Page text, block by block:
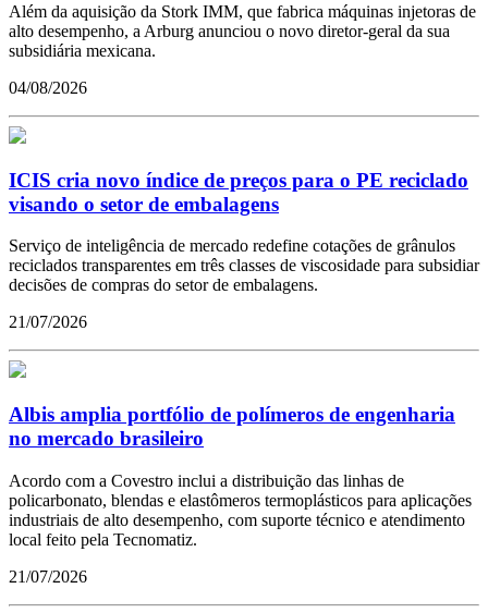
Além da aquisição da Stork IMM, que fabrica máquinas injetoras de
alto desempenho, a Arburg anunciou o novo diretor-geral da sua
subsidiária mexicana.
04/08/2026
ICIS cria novo índice de preços para o PE reciclado
visando o setor de embalagens
Serviço de inteligência de mercado redefine cotações de grânulos
reciclados transparentes em três classes de viscosidade para subsidiar
decisões de compras do setor de embalagens.
21/07/2026
Albis amplia portfólio de polímeros de engenharia
no mercado brasileiro
Acordo com a Covestro inclui a distribuição das linhas de
policarbonato, blendas e elastômeros termoplásticos para aplicações
industriais de alto desempenho, com suporte técnico e atendimento
local feito pela Tecnomatiz.
21/07/2026